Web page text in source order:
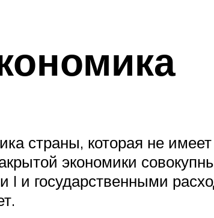
страны, которая не
экономики
и государственными